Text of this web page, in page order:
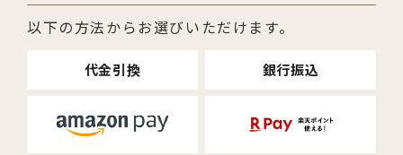
以下の方法からお選びいただけます。
代金引換 銀行振込